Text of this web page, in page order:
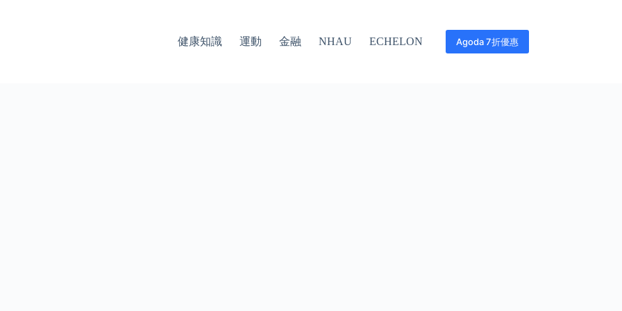
健康知識 運動 金融 NHAU ECHELON Agoda 7折優惠